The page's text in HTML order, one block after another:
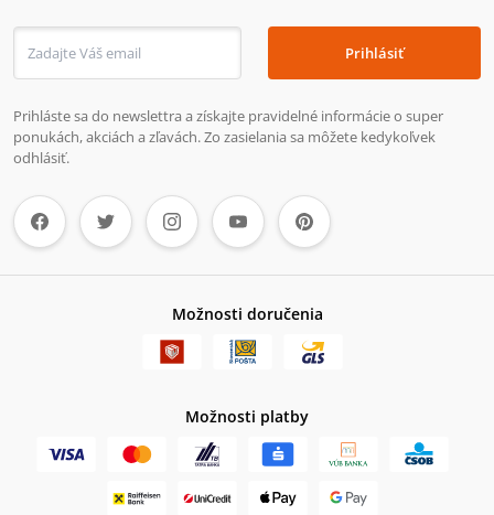
Prihlásiť
Prihláste sa do newslettra a získajte pravidelné informácie o super
ponukách, akciách a zľavách. Zo zasielania sa môžete kedykoľvek
odhlásiť.
Možnosti doručenia
Možnosti platby